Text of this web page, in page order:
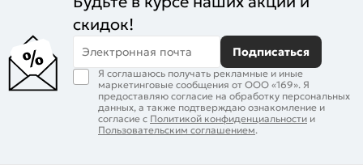
скидок!
Электронная почта Подписаться
Я соглашаюсь получать рекламные и иные
маркетинговые сообщения от ООО «169». Я
предоставляю согласие на обработку персональных
данных, а также подтверждаю ознакомление и
согласие с Политикой конфиденциальности и
Пользовательским соглашением.